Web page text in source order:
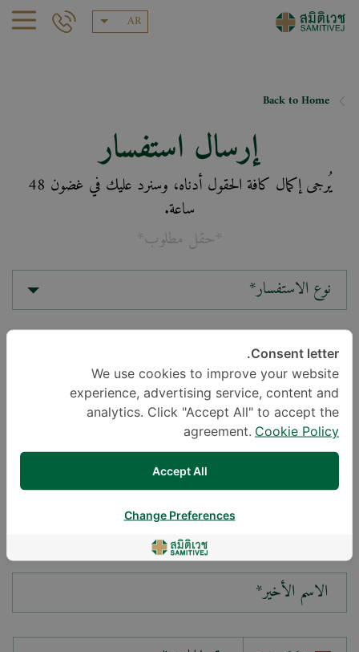
AR
Back to Home
إرسال استفسار
يُرجى إكمال كافة الحقول أدناه، وسنرد عليك في غضون 48
ساعة.
*حقل مطلوب*
نوع الاستفسار*
الموقع*
سؤالك*
الاسم الأخير*
Consent letter.
We use cookies to improve your website
experience, advertising service, content and
analytics. Click "Accept All" to accept the
agreement. Cookie Policy
Accept All
Change Preferences